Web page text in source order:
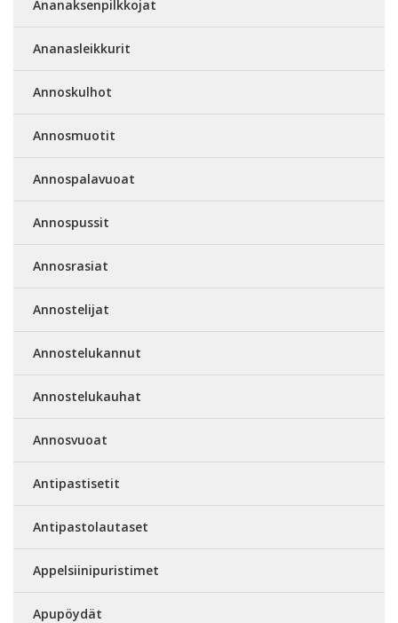
Ananaksenpilkkojat
Ananasleikkurit
Annoskulhot
Annosmuotit
Annospalavuoat
Annospussit
Annosrasiat
Annostelijat
Annostelukannut
Annostelukauhat
Annosvuoat
Antipastisetit
Antipastolautaset
Appelsiinipuristimet
Apupöydät